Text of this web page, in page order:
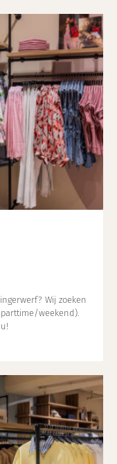
Wij zoeken
weekend).